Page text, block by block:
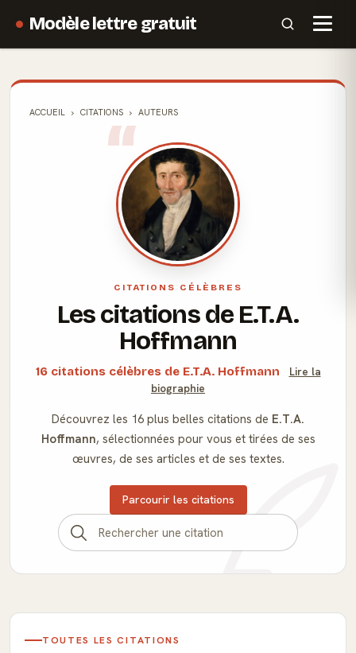
Modèle lettre gratuit
ACCUEIL CITATIONS AUTEURS
CITATIONS CÉLÈBRES
Les citations de E.T.A.
Hoffmann
16 citations célèbres de E.T.A. Hoffmann
Lire la
biographie
Découvrez les 16 plus belles citations de E.T.A.
Hoffmann, sélectionnées pour vous et tirées de ses
œuvres, de ses articles et de ses textes.
Parcourir les citations
TOUTES LES CITATIONS